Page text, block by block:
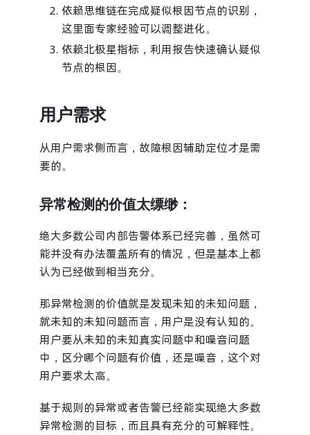
依赖思维链在完成疑似根因节点的识别，
这里面专家经验可以调整进化。
依赖北极星指标，利用报告快速确认疑似
节点的根因。
用户需求
从用户需求侧而言，故障根因辅助定位才是需
要的。
异常检测的价值太缥缈：
绝大多数公司内部告警体系已经完善，虽然可
能并没有办法覆盖所有的情况，但是基本上都
认为已经做到相当充分。
那异常检测的价值就是发现未知的未知问题，
就未知的未知问题而言，用户是没有认知的。
用户要从未知的未知真实问题中和噪音问题
中，区分哪个问题有价值，还是噪音，这个对
用户要求太高。
基于规则的异常或者告警已经能实现绝大多数
异常检测的目标，而且具有充分的可解释性。